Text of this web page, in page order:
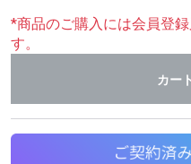
*商品のご購入には会員登
す。
カー